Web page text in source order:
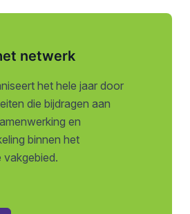
netwerk
het hele jaar door
die bijdragen aan
en
binnen het
vakgebied.